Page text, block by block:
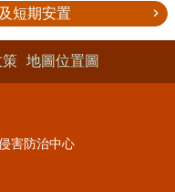
短期安置
策 地圖位置圖
害防治中心